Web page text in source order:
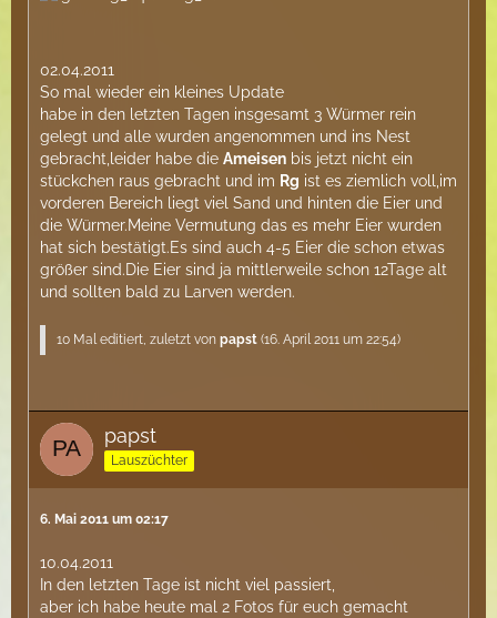
02.04.2011
So mal wieder ein kleines Update
habe in den letzten Tagen insgesamt 3 Würmer rein
gelegt und alle wurden angenommen und ins Nest
gebracht,leider habe die Ameisen bis jetzt nicht ein
stückchen raus gebracht und im Rg ist es ziemlich voll,im
vorderen Bereich liegt viel Sand und hinten die Eier und
die Würmer.Meine Vermutung das es mehr Eier wurden
hat sich bestätigt.Es sind auch 4-5 Eier die schon etwas
größer sind.Die Eier sind ja mittlerweile schon 12Tage alt
und sollten bald zu Larven werden.
10 Mal editiert, zuletzt von papst (16. April 2011 um 22:54)
papst
Lauszüchter
6. Mai 2011 um 02:17
10.04.2011
In den letzten Tage ist nicht viel passiert,
aber ich habe heute mal 2 Fotos für euch gemacht